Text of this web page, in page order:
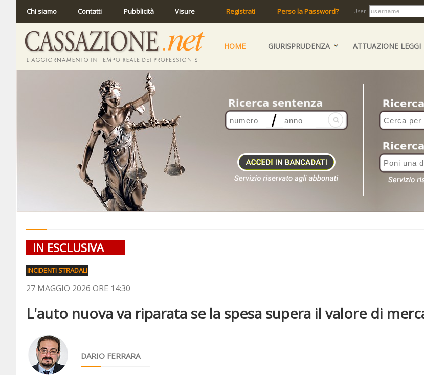
Chi siamo Contatti Pubblicità Visure Registrati Perso la Password? User:
HOME GIURISPRUDENZA ATTUAZIONE LEGGI
IN ESCLUSIVA
INCIDENTI STRADALI
27 MAGGIO 2026 ORE 14:30
L'auto nuova va riparata se la spesa supera il valore di
DARIO FERRARA